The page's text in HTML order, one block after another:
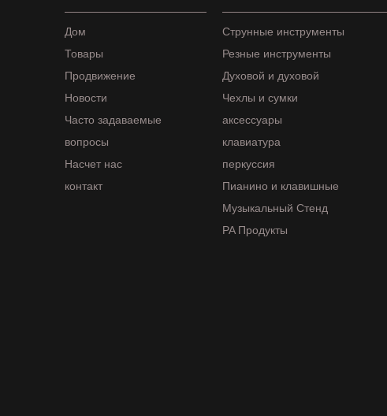
Дом
Товары
Продвижение
Новости
Часто задаваемые
вопросы
Насчет нас
контакт
Струнные инструменты
Резные инструменты
Духовой и духовой
Чехлы и сумки
аксессуары
клавиатура
перкуссия
Пианино и клавишные
Музыкальный Стенд
PA Продукты